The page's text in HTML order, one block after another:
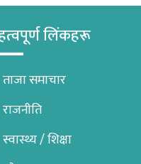
लिंकहरू
ताजा समाचार
राजनीति
स्वास्थ्य / शिक्षा